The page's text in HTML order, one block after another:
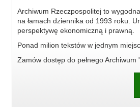
Archiwum Rzeczpospolitej to
na łamach dziennika od 1993 roku.
perspektywę ekonomiczną i prawną.
Ponad milion tekstów w jednym
Zamów dostęp do pełnego Archiwum